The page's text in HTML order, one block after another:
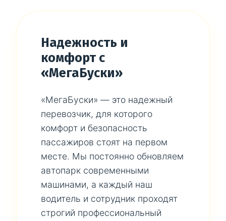
Надежность и
комфорт с
«МегаБуски»
«МегаБуски» — это надежный
перевозчик, для которого
комфорт и безопасность
пассажиров стоят на первом
месте. Мы постоянно обновляем
автопарк современными
машинами, а каждый наш
водитель и сотрудник проходят
строгий профессиональный